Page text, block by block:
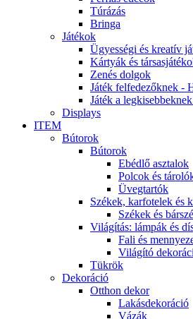
Túrázás
Bringa
Játékok
Ügyességi és kreatív
Kártyák és
Zenés dolgok
Játék felfedezőknek
Játék a
Displays
ITEM
Bútorok
Bútorok
Ebédlő asztalok
Polcok és
Üvegtartók
Székek, karfotelek és
Székek és
Világítás: lámpák és
Fali és
Világító
Tükrök
Dekoráció
Otthon dekor
Lakásdekoráció
Vázák